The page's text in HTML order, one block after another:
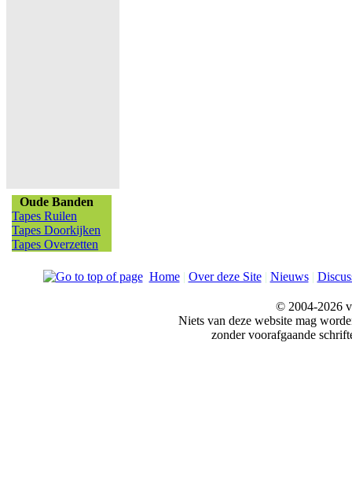
Oude Banden
Tapes Ruilen
Tapes Doorkijken
Tapes Overzetten
Home| Over deze Site| Nieuws|
© 2004-2026
Niets van deze website mag
zonder voorafgaande